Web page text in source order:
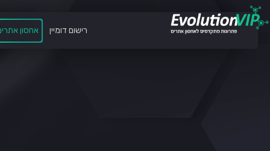
רישום דומיין אחסון